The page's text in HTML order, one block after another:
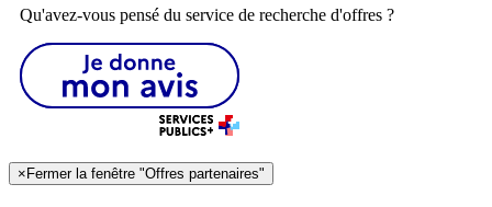
Qu'avez-vous pensé du service de recherche d'offres ?
×Fermer la fenêtre "Offres partenaires"